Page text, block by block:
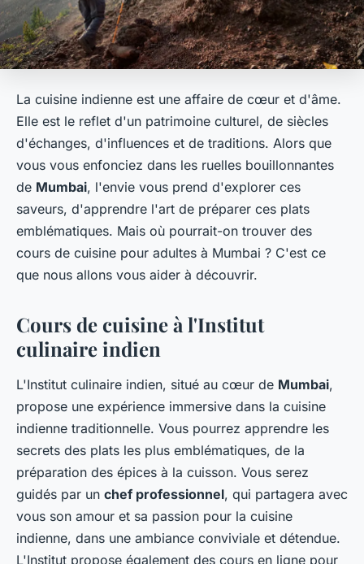
La cuisine indienne est une affaire de cœur et d'âme.
Elle est le reflet d'un patrimoine culturel, de siècles
d'échanges, d'influences et de traditions. Alors que
vous vous enfonciez dans les ruelles bouillonnantes
de Mumbai, l'envie vous prend d'explorer ces
saveurs, d'apprendre l'art de préparer ces plats
emblématiques. Mais où pourrait-on trouver des
cours de cuisine pour adultes à Mumbai ? C'est ce
que nous allons vous aider à découvrir.
Cours de cuisine à l'Institut
culinaire indien
L'Institut culinaire indien, situé au cœur de Mumbai,
propose une expérience immersive dans la cuisine
indienne traditionnelle. Vous pourrez apprendre les
secrets des plats les plus emblématiques, de la
préparation des épices à la cuisson. Vous serez
guidés par un chef professionnel, qui partagera avec
vous son amour et sa passion pour la cuisine
indienne, dans une ambiance conviviale et détendue.
L'Institut propose également des cours en ligne pour